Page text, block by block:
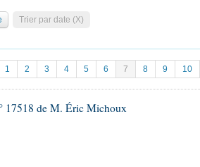
clés
de l'Assemblée ... )
d'accès
droit
Trier par date (X)
1 2 3 4 5 6 7 8 9 10
17518 de M. Éric Michoux